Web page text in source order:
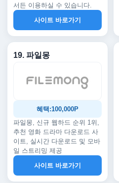
서든 이용하실 수 있습니다.
사이트 바로가기
19. 파일몽
혜택:100,000P
파일몽, 신규 웹하드 순위 1위,
추천 영화 드라마 다운로드 사
이트, 실시간 다운로드 및 모바
일 스트리밍 제공
사이트 바로가기